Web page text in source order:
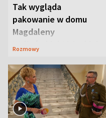
Tak wygląda
pakowanie w domu
Magdaleny
Waligórskiej-Lisieckiej.
Rozmowy